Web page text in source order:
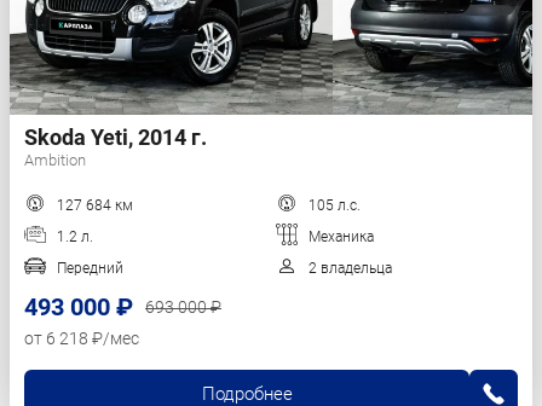
Skoda Yeti, 2014 г.
Ambition
127 684 км
105 л.с.
1.2 л.
Механика
Передний
2 владельца
493 000 ₽
693 000 ₽
от 6 218 ₽/мес
Подробнее